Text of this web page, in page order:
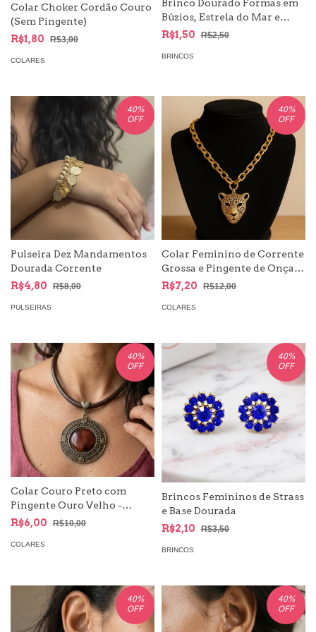
Colar Choker Cordão Couro
(Sem Pingente)
R$1,80
R$3,00
COLARES
Brinco Dourado Formas em
Búzios, Estrela do Mar e
Concha | Moda Mar e
R$1,50 R$2,50
BRINCOS
40%
OFF
Pulseira Dez Mandamentos
Dourada Corrente
R$4,80
R$8,00
PULSEIRAS
40%
OFF
Colar Feminino de Corrente
Grossa e Pingente de Onça
Syriano
R$7,20 R$12,00
COLARES
40%
OFF
Colar Couro Preto com
Pingente Ouro Velho -
Pedrarias
R$6,00 R$10,00
COLARES
40%
OFF
Brincos Femininos de Strass
e Base Dourada
R$2,10
R$3,50
BRINCOS
40%
OFF
40%
OFF